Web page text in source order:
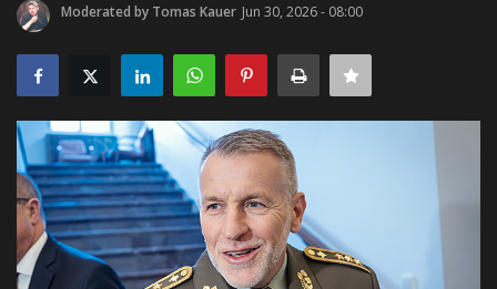
Money
Living
Celebrity
Fashion & Lifestyle
Moderated by Tomas Kauer Jun 30, 2026 - 08:00